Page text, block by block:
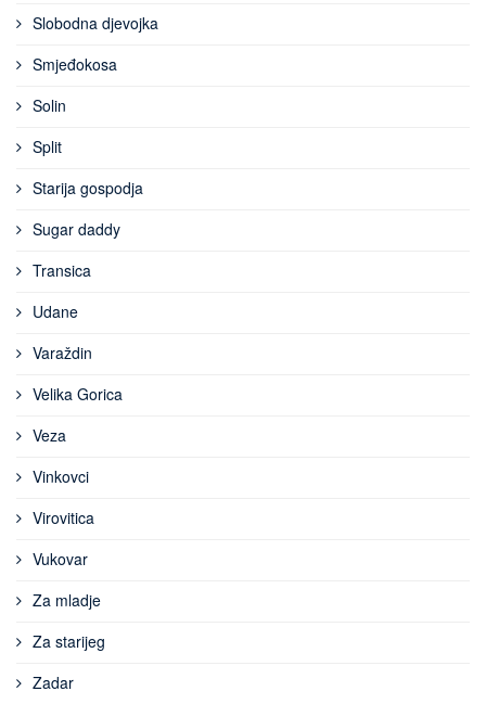
Slobodna djevojka
Smjeđokosa
Solin
Split
Starija gospodja
Sugar daddy
Transica
Udane
Varaždin
Velika Gorica
Veza
Vinkovci
Virovitica
Vukovar
Za mladje
Za starijeg
Zadar